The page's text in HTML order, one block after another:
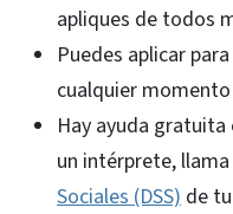
apliques de todos
Puedes aplicar
cualquier
Hay ayuda
un intérprete,
Sociales (DSS) de